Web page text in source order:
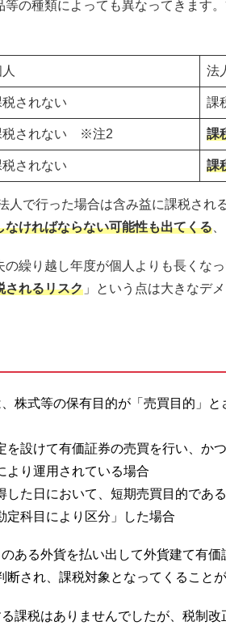
の種類によっても異なってきます
法
税されない 課
税されない ※注2 課
税されない 課
人で行った場合は含み益に課税され
なければならない可能性も出てくる
繰り越し年度が個人よりも長くな
されるリスク 」という点は大きなデ
株式等の保有目的が「売買目的」と
を設けて有価証券の売買を行い、か
より運用されている場合
した日において、短期売買目的であ
定科目により区分」した場合
ある外貨を払い出して外貨建て有
され、課税対象となってくることが
課税はありませんでしたが、税制改